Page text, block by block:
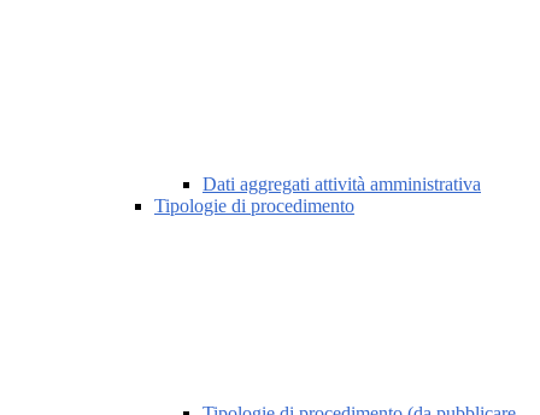
Dati aggregati attività amministrativa
Tipologie di procedimento